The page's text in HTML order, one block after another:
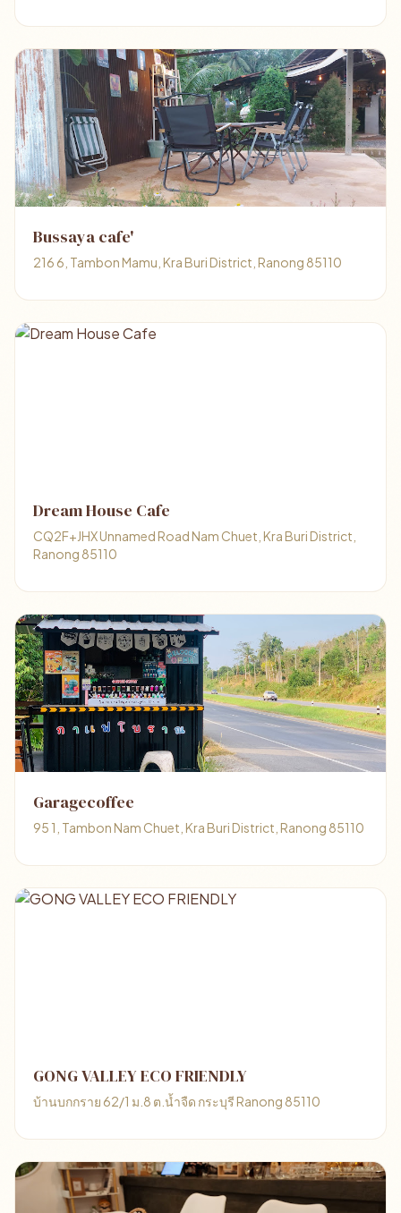
Bussaya cafe'
216 6, Tambon Mamu, Kra Buri District, Ranong 85110
Dream House Cafe
CQ2F+JHX Unnamed Road Nam Chuet, Kra Buri District,
Ranong 85110
Garagecoffee
95 1, Tambon Nam Chuet, Kra Buri District, Ranong 85110
GONG VALLEY ECO FRIENDLY
บ้านบกกราย 62/1 ม.8 ต.น้ำจืด กระบุรี Ranong 85110